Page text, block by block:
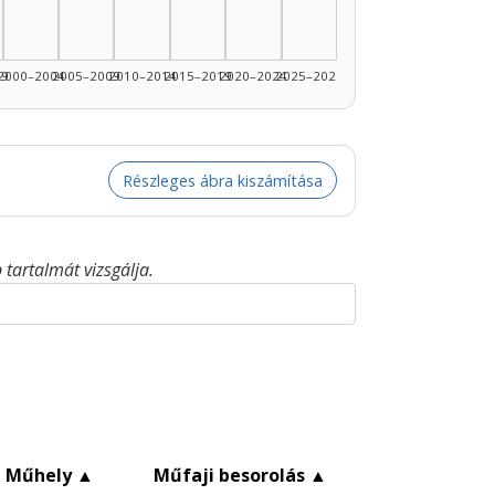
2005–20092010–20142015–20192020–20242025–2026
Részleges ábra kiszámítása
tartalmát vizsgálja.
Műhely ▲ Műfaji besorolás ▲